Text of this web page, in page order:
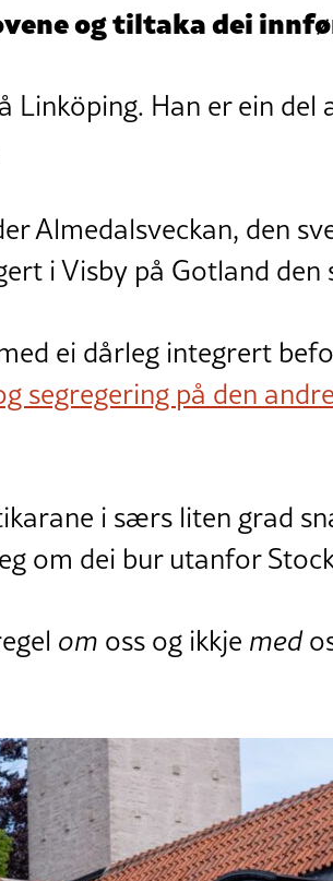
og tiltaka dei
Linköping. Han er ein del
Almedalsveckan, den
i Visby på Gotland den
ei dårleg integrert
segregering på den
i særs liten grad
om dei bur utanfor
om oss og ikkje med